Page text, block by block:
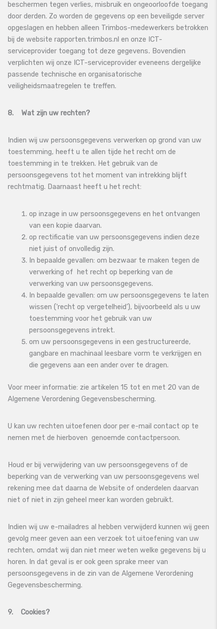
beschermen tegen verlies, misbruik en ongeoorloofde toegang
door derden. Zo worden de gegevens op een beveiligde server
opgeslagen en hebben alleen Trimbos-medewerkers betrokken
bij de website rapporten.trimbos.nl en onze ICT-
serviceprovider toegang tot deze gegevens. Bovendien
verplichten wij onze ICT-serviceprovider eveneens dergelijke
passende technische en organisatorische
veiligheidsmaatregelen te treffen.
8. Wat zijn uw rechten?
Indien wij uw persoonsgegevens verwerken op grond van uw
toestemming, heeft u te allen tijde het recht om de
toestemming in te trekken. Het gebruik van de
persoonsgegevens tot het moment van intrekking blijft
rechtmatig. Daarnaast heeft u het recht:
op inzage in uw persoonsgegevens en het ontvangen
van een kopie daarvan.
op rectificatie van uw persoonsgegevens indien deze
niet juist of onvolledig zijn.
In bepaalde gevallen: om bezwaar te maken tegen de
verwerking of het recht op beperking van de
verwerking van uw persoonsgegevens.
In bepaalde gevallen: om uw persoonsgegevens te laten
wissen (‘recht op vergetelheid’), bijvoorbeeld als u uw
toestemming voor het gebruik van uw
persoonsgegevens intrekt.
om uw persoonsgegevens in een gestructureerde,
gangbare en machinaal leesbare vorm te verkrijgen en
die gegevens aan een ander over te dragen.
Voor meer informatie: zie artikelen 15 tot en met 20 van de
Algemene Verordening Gegevensbescherming.
U kan uw rechten uitoefenen door per e-mail contact op te
nemen met de hierboven genoemde contactpersoon.
Houd er bij verwijdering van uw persoonsgegevens of de
beperking van de verwerking van uw persoonsgegevens wel
rekening mee dat daarna de Website of onderdelen daarvan
niet of niet in zijn geheel meer kan worden gebruikt.
Indien wij uw e-mailadres al hebben verwijderd kunnen wij geen
gevolg meer geven aan een verzoek tot uitoefening van uw
rechten, omdat wij dan niet meer weten welke gegevens bij u
horen. In dat geval is er ook geen sprake meer van
persoonsgegevens in de zin van de Algemene Verordening
Gegevensbescherming.
9. Cookies?